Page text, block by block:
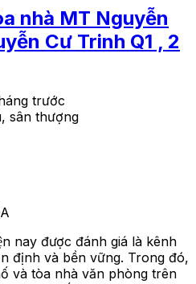
nhà MT Nguyễn
Cư Trinh Q1 , 2
trước
sân thượng
nay được đánh giá là kênh
định và bền vững. Trong đó,
và tòa nhà văn phòng trên